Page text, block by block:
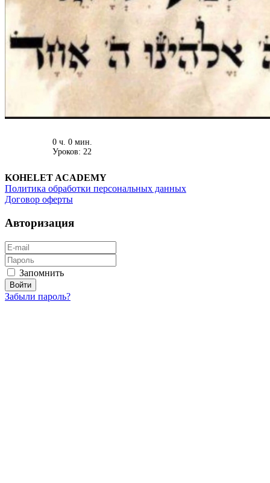
0 ч. 0 мин.
Уроков: 22
KOHELET ACADEMY
Политика обработки персональных данных
Договор оферты
Авторизация
Запомнить
Забыли пароль?